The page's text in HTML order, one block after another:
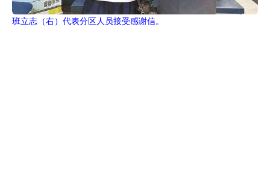
班立志（右）代表分区人员接受感谢信。